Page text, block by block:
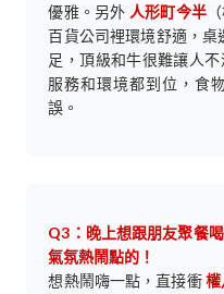
優雅。另外 人形町今半
百貨公司裡環境舒適，
足，頂級和牛很難讓人
服務和環境都到位，食
誤。
Q3：晚上想跟朋友聚餐
氣氛熱鬧點的！
想熱鬧嗨一點，直接衝權